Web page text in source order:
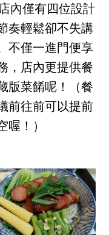
內僅有四位設計
奏輕鬆卻不失講
不僅一進門便享
，店內更提供餐
版菜餚呢！（餐
前往前可以提前
喔！）